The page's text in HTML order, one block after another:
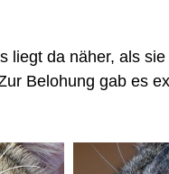
liegt da näher, als sie
Belohung gab es